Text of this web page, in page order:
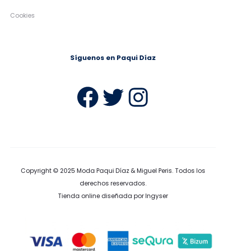
Cookies
Síguenos en Paqui Díaz
Facebook
Twitter
Copyright © 2025 Moda Paqui Díaz & Miguel Peris. Todos los
derechos reservados.
Tienda online diseñada por Ingyser